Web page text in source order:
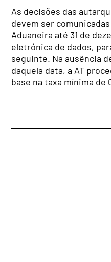
As decisões das
devem ser
Aduaneira até 31 de
eletrónica de dados,
seguinte. Na ausência
daquela data, a AT
base na taxa mínima de